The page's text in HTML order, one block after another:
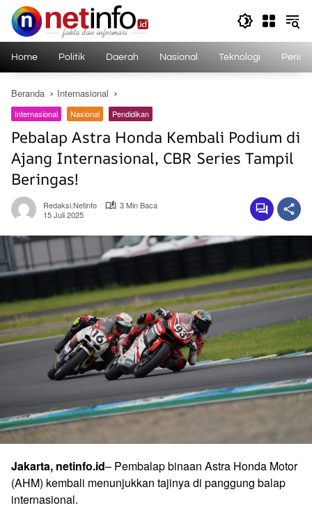
Langsung
konten
Home Politik Daerah Nasional Teknologi
Beranda Internasional
Internasional Nasional Pendidikan
Pebalap Astra Honda Kembali Podium di
Ajang Internasional, CBR Series Tampil
Beringas!
Redaksi.netinfo
3 Min Baca
15 Juli 2025
Jakarta, netinfo.id– Pembalap binaan Astra Honda Motor
(AHM) kembali menunjukkan tajinya di panggung balap
internasional.